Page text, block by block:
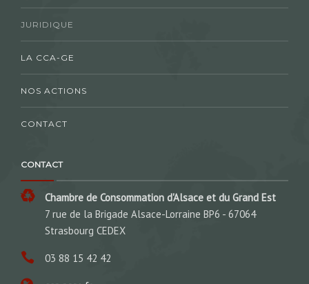
JURIDIQUE
LA CCA-GE
NOS ACTIONS
CONTACT
CONTACT
Chambre de Consommation d'Alsace et du Grand Est
7 rue de la Brigade Alsace-Lorraine BP6 - 67064
Strasbourg CEDEX
03 88 15 42 42